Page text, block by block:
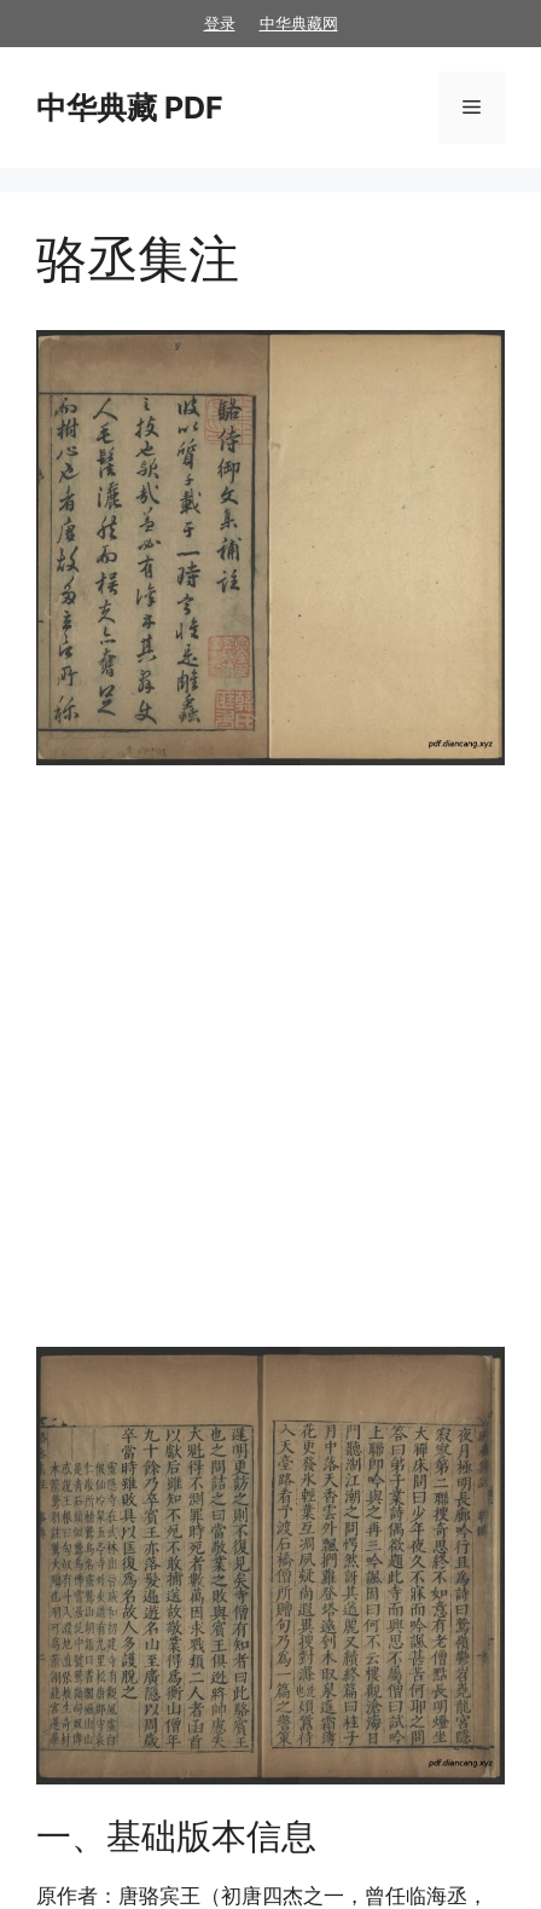
至
登录 中华典藏网
中华典藏 PDF 菜
骆丞集注
一、基础版本信息
原作者：唐骆宾王（初唐四杰之一，曾任临海丞，